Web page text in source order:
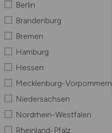
Berlin
Brandenburg
Bremen
Hamburg
Hessen
Mecklenburg-Vorpommern
Niedersachsen
Nordrhein-Westfalen
Rheinland-Pfalz